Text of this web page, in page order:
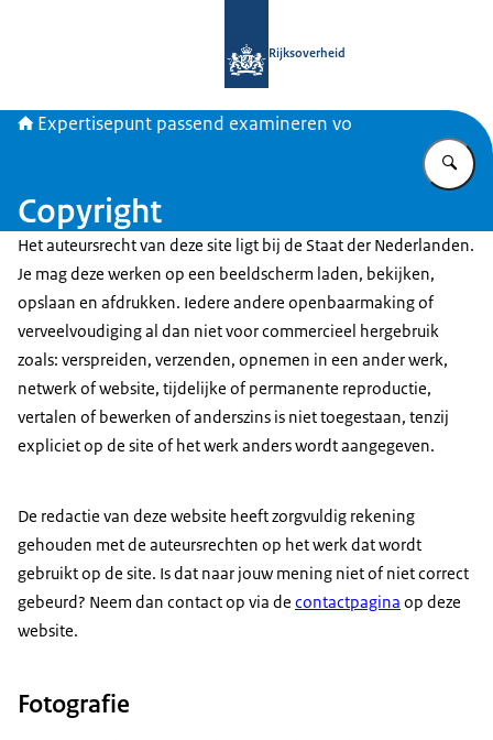
Rijksoverheid
Expertisepunt passend examineren vo
Copyright
Het auteursrecht van deze site ligt bij de Staat der Nederlanden.
Je mag deze werken op een beeldscherm laden, bekijken,
opslaan en afdrukken. Iedere andere openbaarmaking of
verveelvoudiging al dan niet voor commercieel hergebruik
zoals: verspreiden, verzenden, opnemen in een ander werk,
netwerk of website, tijdelijke of permanente reproductie,
vertalen of bewerken of anderszins is niet toegestaan, tenzij
expliciet op de site of het werk anders wordt aangegeven.
De redactie van deze website heeft zorgvuldig rekening
gehouden met de auteursrechten op het werk dat wordt
gebruikt op de site. Is dat naar jouw mening niet of niet correct
gebeurd? Neem dan contact op via de contactpagina op deze
website.
Fotografie